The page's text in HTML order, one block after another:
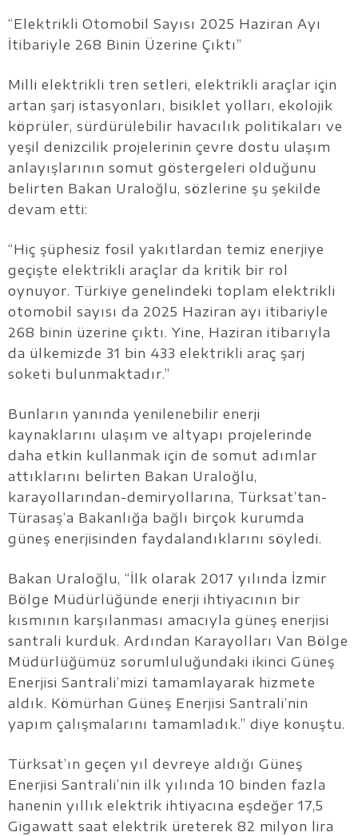
“Elektrikli Otomobil Sayısı 2025 Haziran Ayı
İtibariyle 268 Binin Üzerine Çıktı”
Milli elektrikli tren setleri, elektrikli araçlar için
artan şarj istasyonları, bisiklet yolları, ekolojik
köprüler, sürdürülebilir havacılık politikaları ve
yeşil denizcilik projelerinin çevre dostu ulaşım
anlayışlarının somut göstergeleri olduğunu
belirten Bakan Uraloğlu, sözlerine şu şekilde
devam etti:
“Hiç şüphesiz fosil yakıtlardan temiz enerjiye
geçişte elektrikli araçlar da kritik bir rol
oynuyor. Türkiye genelindeki toplam elektrikli
otomobil sayısı da 2025 Haziran ayı itibariyle
268 binin üzerine çıktı. Yine, Haziran itibarıyla
da ülkemizde 31 bin 433 elektrikli araç şarj
soketi bulunmaktadır.”
Bunların yanında yenilenebilir enerji
kaynaklarını ulaşım ve altyapı projelerinde
daha etkin kullanmak için de somut adımlar
attıklarını belirten Bakan Uraloğlu,
karayollarından-demiryollarına, Türksat’tan-
Türasaş’a Bakanlığa bağlı birçok kurumda
güneş enerjisinden faydalandıklarını söyledi.
Bakan Uraloğlu, “İlk olarak 2017 yılında İzmir
Bölge Müdürlüğünde enerji ihtiyacının bir
kısmının karşılanması amacıyla güneş enerjisi
santrali kurduk. Ardından Karayolları Van Bölge
Müdürlüğümüz sorumluluğundaki ikinci Güneş
Enerjisi Santrali’mizi tamamlayarak hizmete
aldık. Kömürhan Güneş Enerjisi Santrali’nin
yapım çalışmalarını tamamladık.” diye konuştu.
Türksat’ın geçen yıl devreye aldığı Güneş
Enerjisi Santrali’nin ilk yılında 10 binden fazla
hanenin yıllık elektrik ihtiyacına eşdeğer 17,5
Gigawatt saat elektrik üreterek 82 milyon lira